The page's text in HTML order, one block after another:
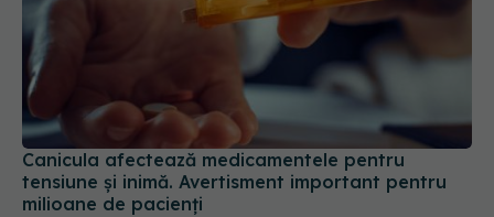
Canicula afectează medicamentele pentru
tensiune și inimă. Avertisment important pentru
milioane de pacienți